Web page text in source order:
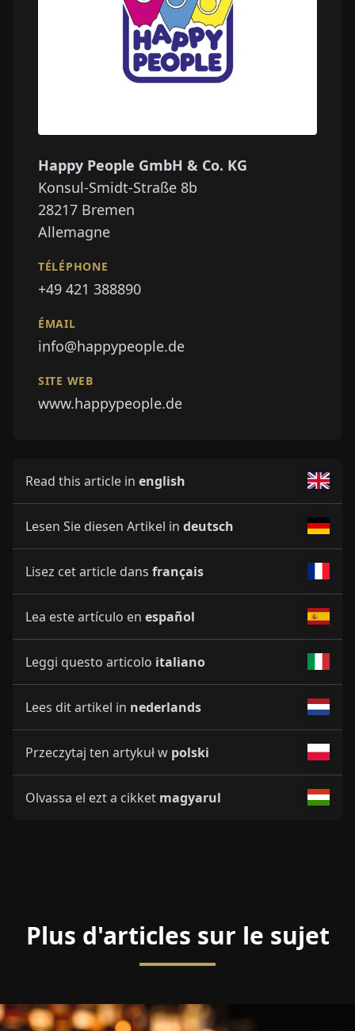
Happy People GmbH & Co. KG
Konsul-Smidt-Straße 8b
28217 Bremen
Allemagne
TÉLÉPHONE
+49 421 388890
ÉMAIL
info@happypeople.de
SITE WEB
www.happypeople.de
Read this article in english
Lesen Sie diesen Artikel in deutsch
Lisez cet article dans français
Lea este artículo en español
Leggi questo articolo italiano
Lees dit artikel in nederlands
Przeczytaj ten artykuł w polski
Olvassa el ezt a cikket magyarul
Plus d'articles sur le sujet